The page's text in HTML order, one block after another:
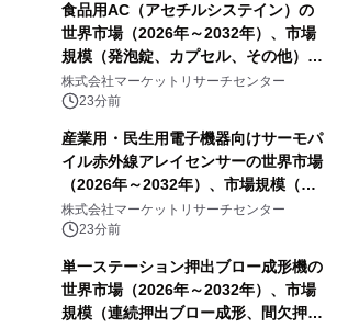
食品用AC（アセチルシステイン）の
世界市場（2026年～2032年）、市場
規模（発泡錠、カプセル、その他）・
分析レポートを発表
株式会社マーケットリサーチセンター
23分前
産業用・民生用電子機器向けサーモパ
イル赤外線アレイセンサーの世界市場
（2026年～2032年）、市場規模（ス
ルーホールタイプ、SMDタイプ）・分
析レポートを発表
株式会社マーケットリサーチセンター
23分前
単一ステーション押出ブロー成形機の
世界市場（2026年～2032年）、市場
規模（連続押出ブロー成形、間欠押出